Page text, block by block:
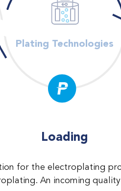
Plating Technologies
Loading
for the electroplating
An incoming